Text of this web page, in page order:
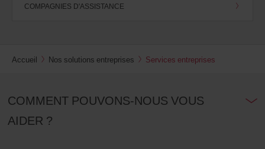
COMPAGNIES D'ASSISTANCE
Accueil Nos solutions entreprises Services entreprises
COMMENT POUVONS-NOUS VOUS
AIDER ?